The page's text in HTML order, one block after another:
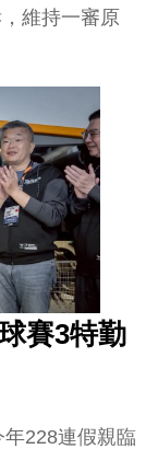
維持一審原
賽3特勤
228連假親臨